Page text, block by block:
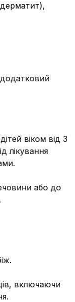
додатковий
віком від 3
лікування
або до
включаючи